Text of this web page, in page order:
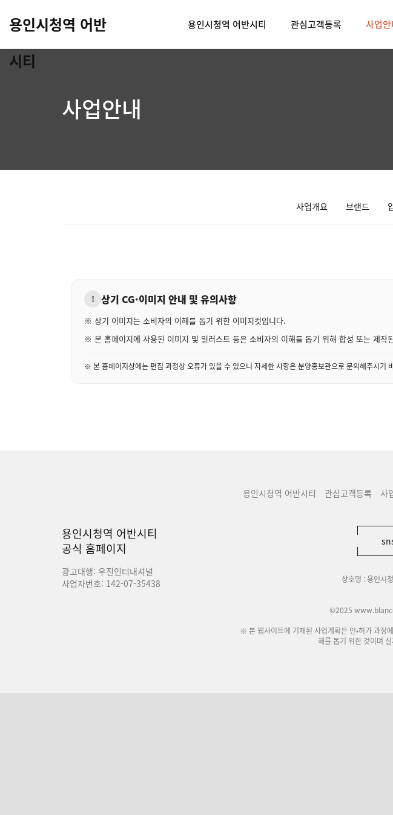
용인시청역 어반
시티
용인시청역 어반시티 관심고객등록 사업안
사업안내
사업개요 브랜드
! 상기 CG·이미지 안내 및 유의사항
※ 상기 이미지는 소비자의 이해를 돕기 위한 이미지컷입니다.
※ 본 홈페이지에 사용된 이미지 및 일러스트 등은 소비자의 이해를 돕기 위해 합성 또는 제작
※ 본 홈페이지상에는 편집 과정상 오류가 있을 수 있으니 자세한 사항은 분양홍보관으로 문의해주시기
용인시청역 어반시티 관심고객등록 사
용인시청역 어반시티
공식 홈페이지
광고대행: 우진인터내셔널
사업자번호: 142-07-35438
상호명 : 용인시
©2025
※ 본 웹사이트에 기재된 사업계획은 인•허가 과정
해를 돕기 위한 것이며